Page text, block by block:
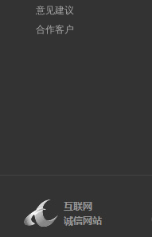
意见建议
合作客户